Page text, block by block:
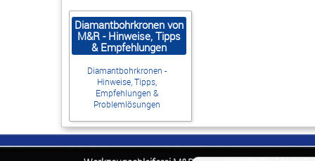
Diamantbohrkronen von
M&R - Hinweise, Tipps
& Empfehlungen
Diamantbohrkronen -
Hinweise, Tipps,
Empfehlungen &
Problemlösungen